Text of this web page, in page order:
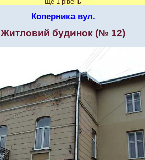
Коперника вул.
Житловий будинок (№ 12)